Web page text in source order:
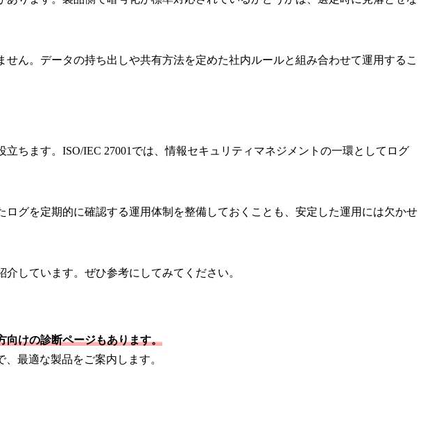
ん。データの持ち出しや共有方法を定めた社内ルールと組み合わせて運用するこ
ちます。ISO/IEC 27001では、情報セキュリティマネジメントの一環としてログ
グを定期的に確認する運用体制を整備しておくことも、安定した運用には欠かせ
しています。ぜひ参考にしてみてください。
向けの診断ページもあります。
最適な製品をご案内します。